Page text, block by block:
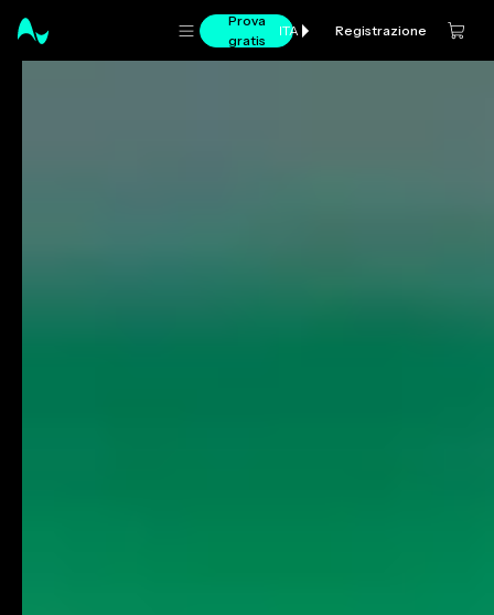
Prova
gratis
ITA Registrazione